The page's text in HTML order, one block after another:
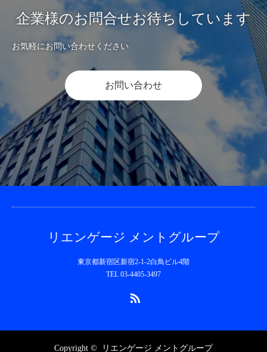
企業様のお問合せお待ちしています
お気軽にお問い合わせください
お問い合わせ
リエンゲージ メントグループ
東京都新宿区新宿2-1-2白鳥ビル4階
TEL 03-4405-3497
Copyright © リエンゲージ メントグループ